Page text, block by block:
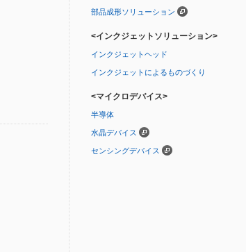
部品成形ソリューション
<インクジェットソリューション>
インクジェットヘッド
インクジェットによるものづくり
<マイクロデバイス>
半導体
水晶デバイス
センシングデバイス